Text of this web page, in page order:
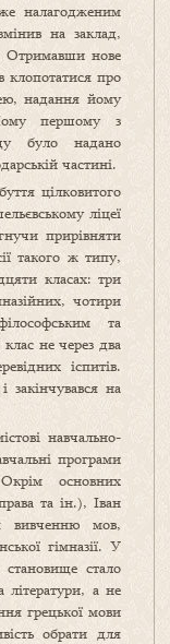
налагодженим
на заклад,
Отримавши нове
клопотатися про
надання йому
першому з
було надано
частині.
цілковитого
ліцеї
прирівняти
такого ж типу,
класах: три
чотири
та
не через два
іспитів.
закінчувався на
навчально-
програми
основних
та ін.), Іван
вивченню мов,
гімназії. У
становище стало
літератури, а не
грецької мови
обрати для